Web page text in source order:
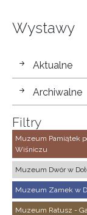
Wystawy
wystawy
Aktualne
Archiwalne
Filtry
Muzeum Pamiątek
Wiśniczu
Muzeum Dwór w
Muzeum Zamek w
Muzeum Ratusz -